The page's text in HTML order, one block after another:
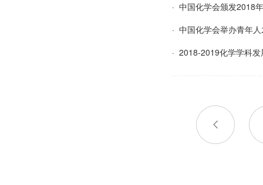
· 中国化学会颁发2018
· 中国化学会举办青年
· 2018-2019化学学科